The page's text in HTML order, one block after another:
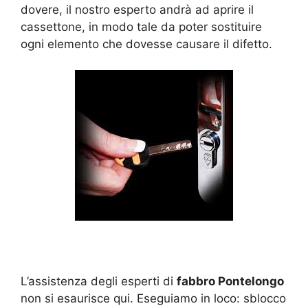
dovere, il nostro esperto andrà ad aprire il
cassettone, in modo tale da poter sostituire
ogni elemento che dovesse causare il difetto.
L’assistenza degli esperti di fabbro Pontelongo
non si esaurisce qui. Eseguiamo in loco: sblocco